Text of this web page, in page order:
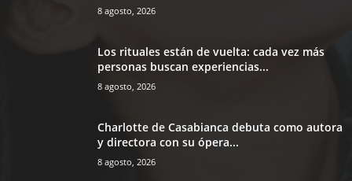
8 agosto, 2026
Los rituales están de vuelta: cada vez más
personas buscan experiencias...
8 agosto, 2026
Charlotte de Casabianca debuta como autora
y directora con su ópera...
8 agosto, 2026